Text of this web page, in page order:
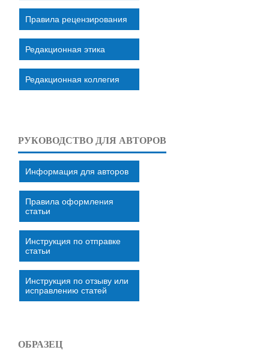
Правила рецензирования
Редакционная этика
Редакционная коллегия
РУКОВОДСТВО ДЛЯ АВТОРОВ
Информация для авторов
Правила оформления
статьи
Инструкция по отправке
статьи
Инструкция по отзыву или
исправлению статей
ОБРАЗЕЦ